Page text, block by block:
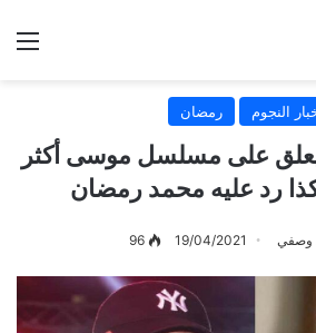
النجوم رمضان
على مسلسل موسى أكثر
رد عليه محمد رمضان
وصفي 19/04/2021
96